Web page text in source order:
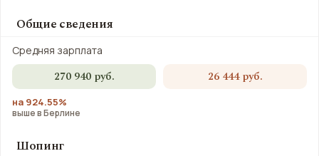
Общие сведения
Средняя зарплата
270 940 руб. 26 444 руб.
на 924.55%
выше в Берлине
Шопинг